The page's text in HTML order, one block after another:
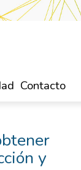
Contacto
y